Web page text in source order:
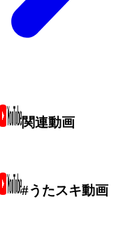
関連動画
#うたスキ動画